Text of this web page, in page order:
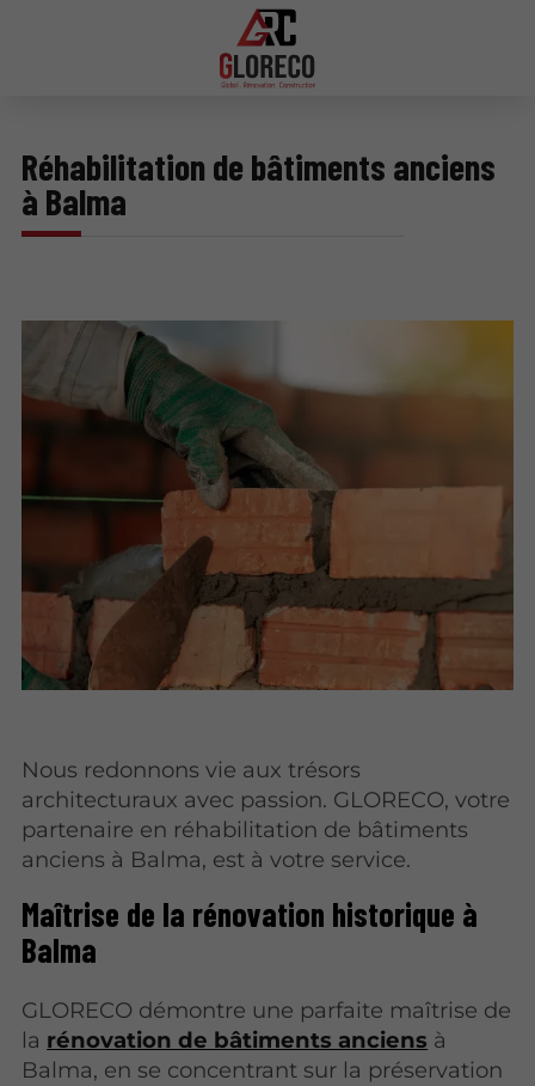
Réhabilitation de bâtiments anciens
à Balma
Nous redonnons vie aux trésors
architecturaux avec passion. GLORECO, votre
partenaire en réhabilitation de bâtiments
anciens à Balma, est à votre service.
Maîtrise de la rénovation historique à
Balma
GLORECO démontre une parfaite maîtrise de
la rénovation de bâtiments anciens à
Balma, en se concentrant sur la préservation